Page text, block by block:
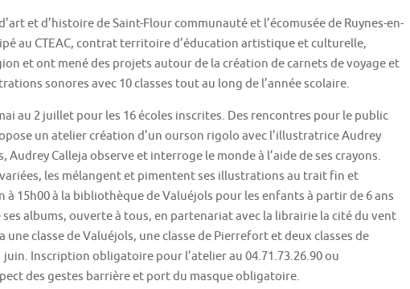
et d’histoire de Saint-Flour communauté et l’écomusée de Ruynes-en-
au CTEAC, contrat territoire d’éducation artistique et culturelle,
et ont mené des projets autour de la création de carnets de voyage et
sonores avec 10 classes tout au long de l’année scolaire.
au 2 juillet pour les 16 écoles inscrites. Des rencontres pour le public
un atelier création d’un ourson rigolo avec l’illustratrice Audrey
Calleja observe et interroge le monde à l’aide de ses crayons.
les mélangent et pimentent ses illustrations au trait fin et
15h00 à la bibliothèque de Valuéjols pour les enfants à partir de 6 ans
ses albums, ouverte à tous, en partenariat avec la librairie la cité du vent
classe de Valuéjols, une classe de Pierrefort et deux classes de
juin. Inscription obligatoire pour l’atelier au 04.71.73.26.90 ou
des gestes barrière et port du masque obligatoire.